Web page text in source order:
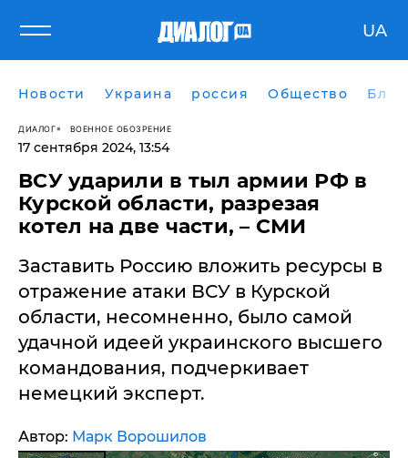
UA
Новости Украина россия Общество
ДИАЛОГ ВОЕННОЕ ОБОЗРЕНИЕ
17 сентября 2024, 13:54
ВСУ ударили в тыл армии РФ в
Курской области, разрезая
котел на две части, – СМИ
Заставить Россию вложить ресурсы в
отражение атаки ВСУ в Курской
области, несомненно, было самой
удачной идеей украинского высшего
командования, подчеркивает
немецкий эксперт.
Автор: Марк Ворошилов